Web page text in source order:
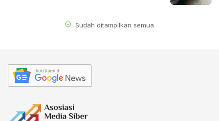
Sudah ditampilkan semua